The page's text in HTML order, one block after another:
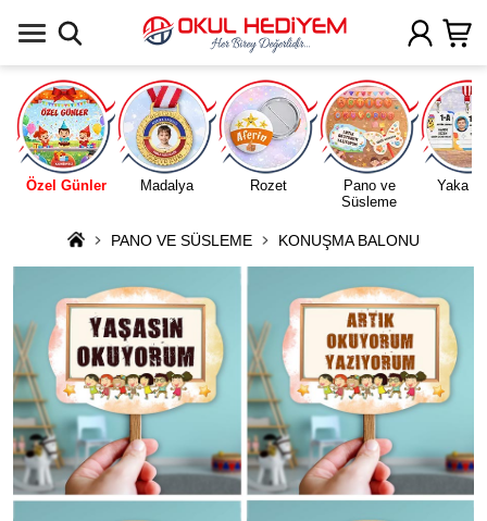
Özel Günler Madalya Rozet
Pano ve
Süsleme
Yaka
PANO VE SÜSLEME KONUŞMA BALONU
Uygulamada Aç